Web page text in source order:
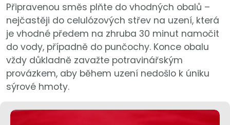
Připravenou směs plňte do vhodných obalů –
nejčastěji do celulózových střev na uzení, která
je vhodné předem na zhruba 30 minut namočit
do vody, případně do punčochy. Konce obalu
vždy důkladně zavažte potravinářským
provázkem, aby během uzení nedošlo k úniku
sýrové hmoty.